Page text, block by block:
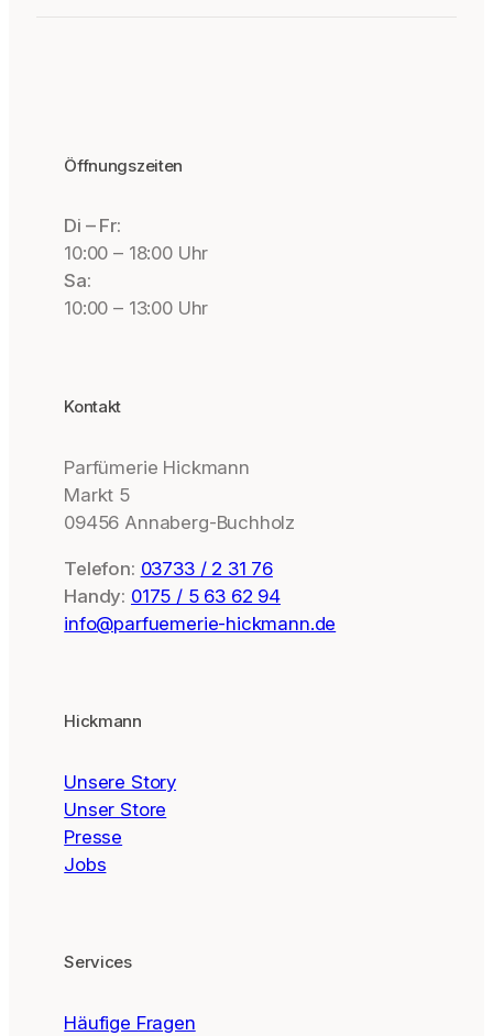
Öffnungszeiten
Di – Fr:
10:00 – 18:00 Uhr
Sa:
10:00 – 13:00 Uhr
Kontakt
Parfümerie Hickmann
Markt 5
09456 Annaberg-Buchholz
Telefon: 03733 / 2 31 76
Handy: 0175 / 5 63 62 94
info@parfuemerie-hickmann.de
Hickmann
Unsere Story
Unser Store
Presse
Jobs
Services
Häufige Fragen